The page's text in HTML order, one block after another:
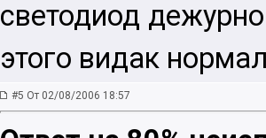
светодиод
этого видак
#5 От 02/08/2006 18:57